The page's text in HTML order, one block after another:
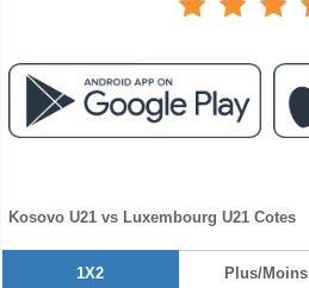
Kosovo U21 vs Luxembourg U21 Cotes
1X2 Plus/Moins